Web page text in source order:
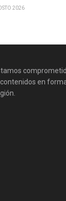
2026
en